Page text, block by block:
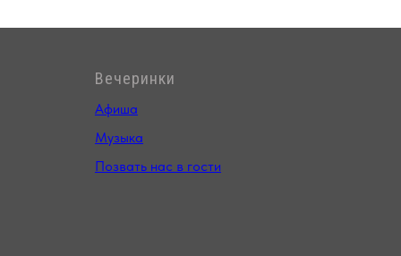
Вечеринки
Афиша
Музыка
Позвать нас в гости